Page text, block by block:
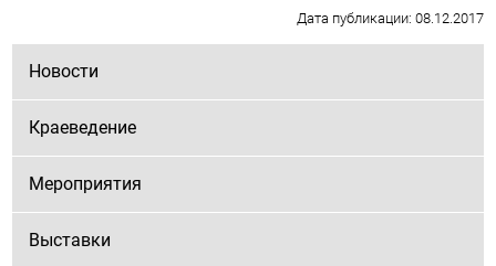
Дата публикации: 08.12.2017
Новости
Краеведение
Мероприятия
Выставки